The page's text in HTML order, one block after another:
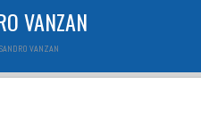
VANZAN
VANZAN